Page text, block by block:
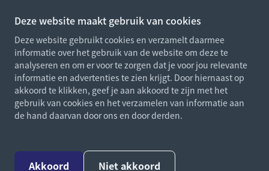
Deze website maakt gebruik van cookies
Deze website gebruikt cookies en verzamelt daarmee
informatie over het gebruik van de website om deze te
analyseren en om er voor te zorgen dat je voor jou relevante
informatie en advertenties te zien krijgt. Door hiernaast op
akkoord te klikken, geef je aan akkoord te zijn met het
gebruik van cookies en het verzamelen van informatie aan
de hand daarvan door ons en door derden.
Akkoord Niet akkoord